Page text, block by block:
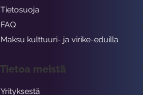
Tietosuoja
FAQ
Maksu kulttuuri- ja virike-eduilla
Tietoa meistä
Yrityksestä